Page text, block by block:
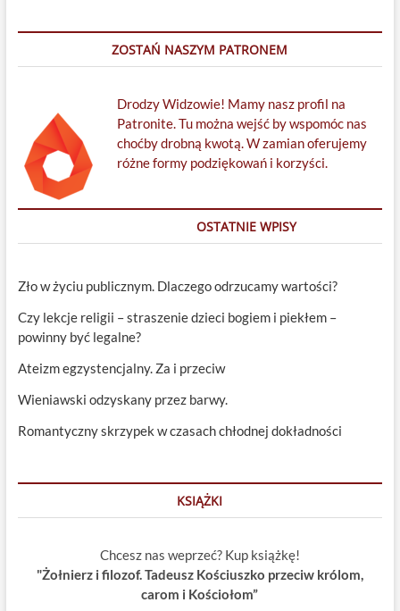
ZOSTAŃ NASZYM PATRONEM
Drodzy Widzowie! Mamy nasz profil na
Patronite. Tu można wejść by wspomóc nas
choćby drobną kwotą. W zamian oferujemy
różne formy podziękowań i korzyści.
OSTATNIE WPISY
Zło w życiu publicznym. Dlaczego odrzucamy wartości?
Czy lekcje religii – straszenie dzieci bogiem i piekłem –
powinny być legalne?
Ateizm egzystencjalny. Za i przeciw
Wieniawski odzyskany przez barwy.
Romantyczny skrzypek w czasach chłodnej dokładności
KSIĄŻKI
Chcesz nas weprzeć? Kup książkę!
"Żołnierz i filozof. Tadeusz Kościuszko przeciw królom,
carom i Kościołom”